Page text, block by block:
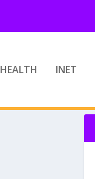
HEALTH INET